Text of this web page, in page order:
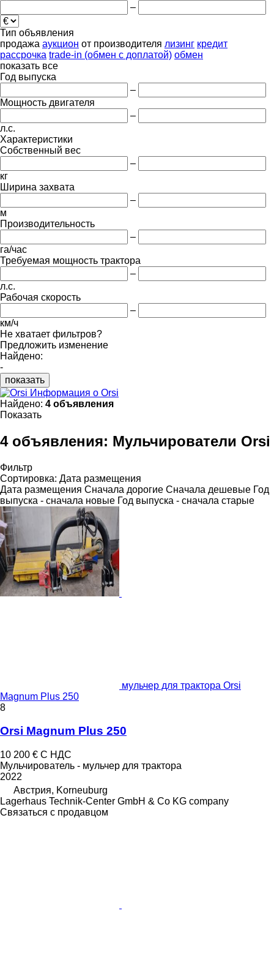
–
Тип объявления
продажа аукцион от производителя лизинг кредит
рассрочка trade-in (обмен с доплатой) обмен
показать все
Год выпуска
–
Мощность двигателя
–
л.с.
Характеристики
Собственный вес
–
кг
Ширина захвата
–
м
Производительность
–
га/час
Требуемая мощность трактора
–
л.с.
Рабочая скорость
–
км/ч
Не хватает фильтров?
Предложить изменение
Найдено:
-
показать
Информация о Orsi
Найдено: 4 объявления
Показать
4 объявления: Мульчирователи Orsi
Фильтр
Сортировка: Дата размещения
Дата размещения Сначала дорогие Сначала дешевые Год
выпуска - сначала новые Год выпуска - сначала старые
мульчер для трактора Orsi
Magnum Plus 250
8
Orsi Magnum Plus 250
10 200 € С НДС
Мульчирователь - мульчер для трактора
2022
Австрия, Korneuburg
Lagerhaus Technik-Center GmbH & Co KG company
Связаться с продавцом